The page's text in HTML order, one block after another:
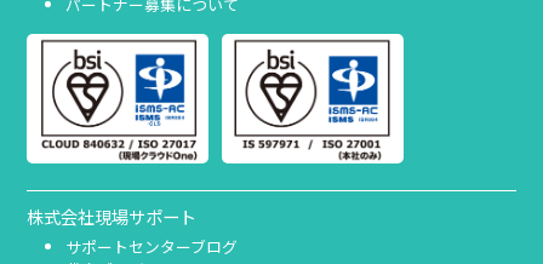
パートナー募集について
株式会社現場サポート
サポートセンターブログ